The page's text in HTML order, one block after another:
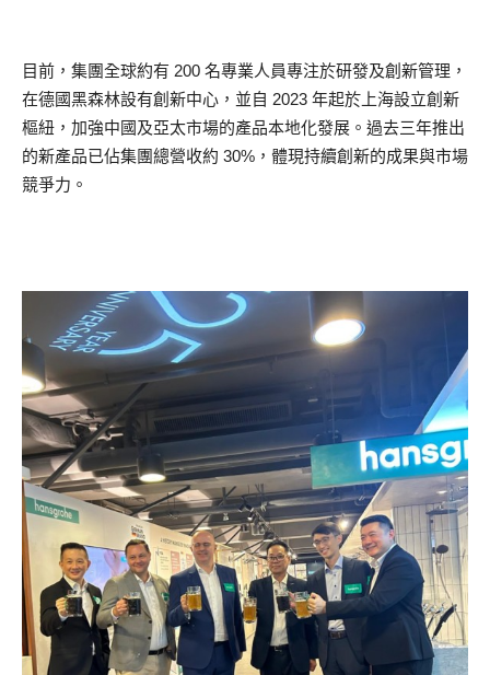
目前，集團全球約有 200 名專業人員專注於研發及創新管理，
在德國黑森林設有創新中心，並自 2023 年起於上海設立創新
樞紐，加強中國及亞太市場的產品本地化發展。過去三年推出
的新產品已佔集團總營收約 30%，體現持續創新的成果與市場
競爭力。